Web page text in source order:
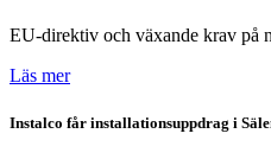
EU-direktiv och växande krav på
Läs mer
Instalco får installationsuppdrag i